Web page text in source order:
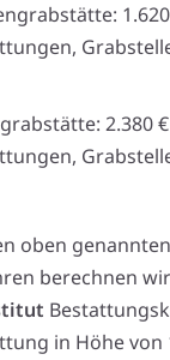
2.380
oben genannten
berechnen
in Höhe von